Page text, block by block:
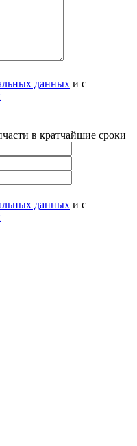
данных и с
в кратчайшие сроки
данных и с